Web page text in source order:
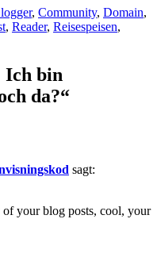
, Community, Domain,
, Reader, Reisespeisen,
Ich bin
da?“
sagt:
your blog posts, cool, your